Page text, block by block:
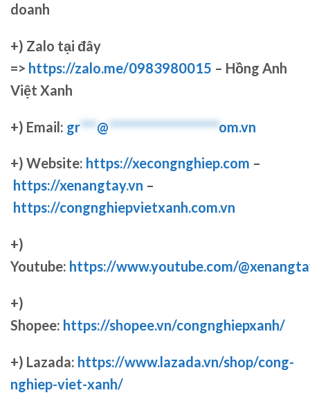
doanh
+) Zalo tại đây
=> https://zalo.me/0983980015 – Hồng Anh
Việt Xanh
+) Email: gr***@********************om.vn
+) Website: https://xecongnghiep.com –
https://xenangtay.vn –
https://congnghiepvietxanh.com.vn
+)
Youtube: https://www.youtube.com/
+)
Shopee: https://shopee.vn/congnghiepxanh/
+) Lazada: https://www.lazada.vn/shop/cong-
nghiep-viet-xanh/